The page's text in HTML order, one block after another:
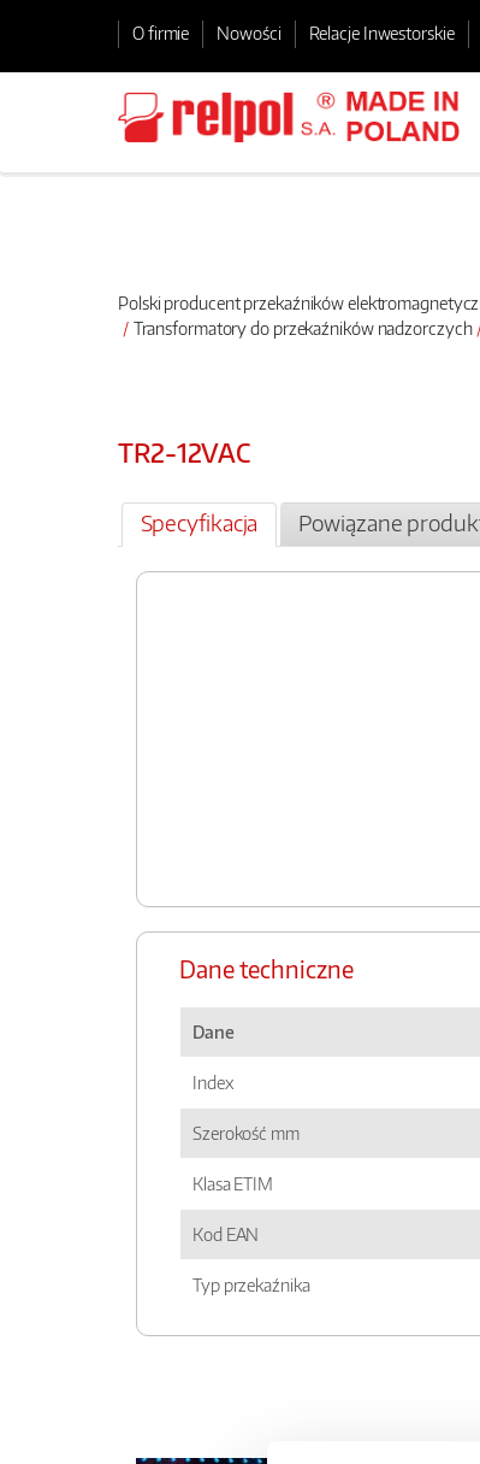
O firmie Nowości Relacje Inwestorskie
Polski producent przekaźników
Transformatory do przekaźników nadzorczych
TR2-12VAC
Specyfikacja Powiązane
Dane techniczne
Dane
Index
Szerokość mm
Klasa ETIM
Kod EAN
Typ przekaźnika